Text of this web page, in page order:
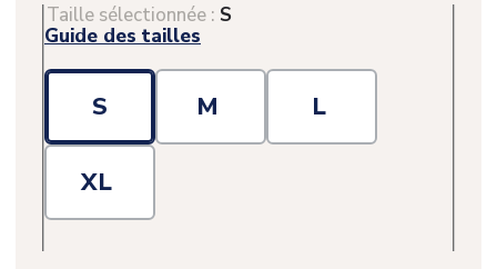
Taille sélectionnée : S
Guide des tailles
S M L
XL